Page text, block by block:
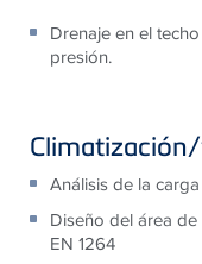
Drenaje en el
presión.
Análisis de la
Diseño del área
EN 1264